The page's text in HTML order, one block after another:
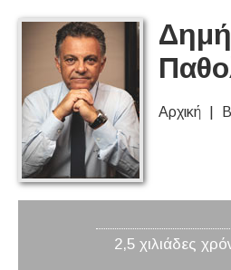
Αρχική
2,5 χιλιάδες